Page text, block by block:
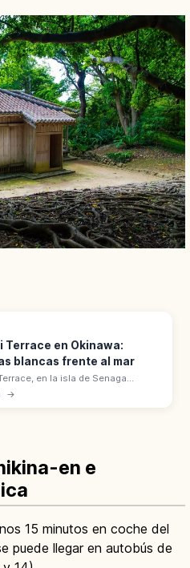
Terrace en Okinawa:
blancas frente al mar
en la isla de Senaga
está a 15 min en coche del
→
en e
15 minutos en coche del
puede llegar en autobús de